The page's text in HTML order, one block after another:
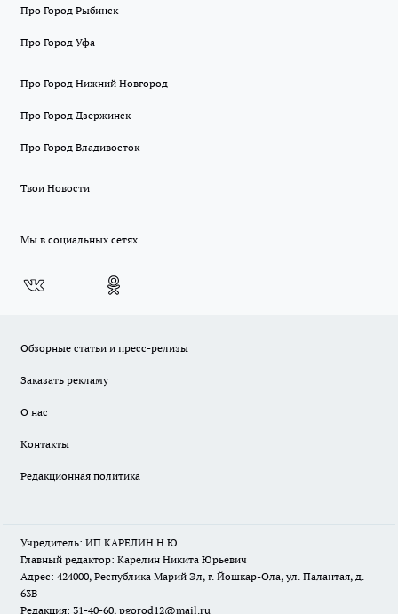
Про Город Рыбинск
Про Город Уфа
Про Город Нижний Новгород
Про Город Дзержинск
Про Город Владивосток
Твои Новости
Мы в социальных сетях
Обзорные статьи и пресс-релизы
Заказать рекламу
О нас
Контакты
Редакционная политика
Учредитель: ИП КАРЕЛИН Н.Ю.
Главный редактор: Карелин Никита Юрьевич
Адрес: 424000, Республика Марий Эл, г. Йошкар-Ола, ул. Палантая, д.
63В
Редакция: 31-40-60, pgorod12@mail.ru